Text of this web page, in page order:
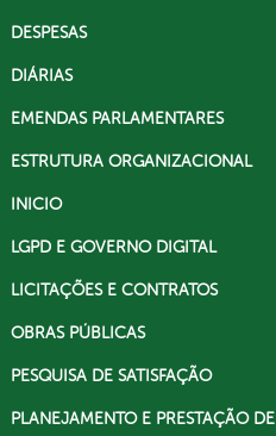
DESPESAS
DIÁRIAS
EMENDAS PARLAMENTARES
ESTRUTURA ORGANIZACIONAL
INICIO
LGPD E GOVERNO DIGITAL
LICITAÇÕES E CONTRATOS
OBRAS PÚBLICAS
PESQUISA DE SATISFAÇÃO
PLANEJAMENTO E PRESTAÇÃO DE